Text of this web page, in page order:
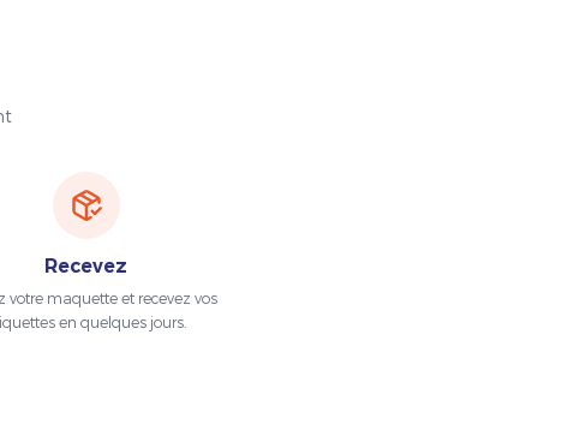
Recevez
votre maquette et recevez vos
en quelques jours.